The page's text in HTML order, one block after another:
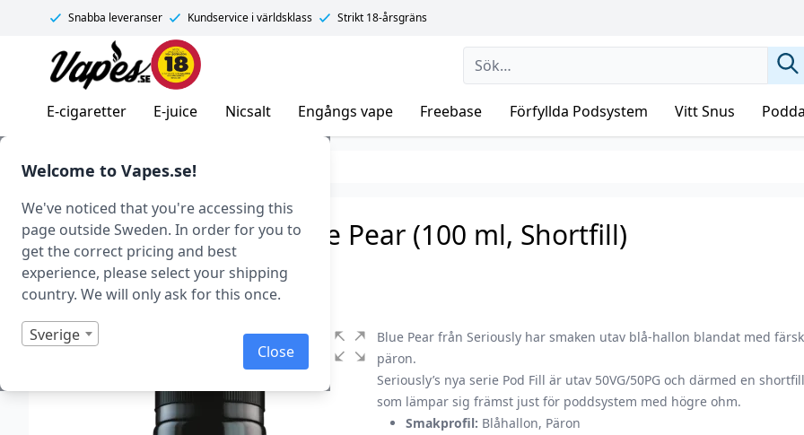
Welcome to Vapes.se!
We've noticed that you're accessing this
page outside Sweden. In order for you to
get the correct pricing and best
experience, please select your shipping
country. We will only ask for this once.
Sverige
Close
Snabba leveranser Kundservice i världsklass Strikt 18-årsgräns
Vapes.se
E-cigaretter E-juice Nicsalt Engångs vape Freebase Förfyllda Podsystem Vitt Snus
E-juice Shortfills
Seriously Pod Fill – Blue Pear (100 ml, Shortfill)
Art.nr: 41413
I lager
Blue Pear från Seriously har smaken utav blå-hallon blandat med
päron.
Seriously’s nya serie Pod Fill är utav 50VG/50PG och därmed en shortfill
som lämpar sig främst just för poddsystem med högre ohm.
Smakprofil: Blåhallon, Päron